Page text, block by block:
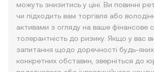
можуть знизитись у ціні. Ви повинні
чи підходить вам торгівля або
активами з огляду на ваше фінансове
толерантність до ризику. Якщо у вас
запитання щодо доречності будь-яких
конкретних обставин, зверніться до